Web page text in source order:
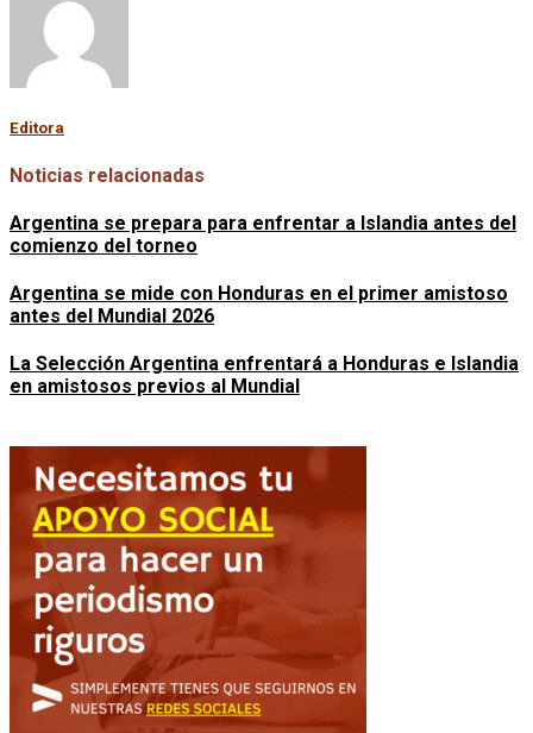
Editora
Noticias relacionadas
Argentina se prepara para enfrentar a Islandia antes del
comienzo del torneo
Argentina se mide con Honduras en el primer amistoso
antes del Mundial 2026
La Selección Argentina enfrentará a Honduras e Islandia
en amistosos previos al Mundial